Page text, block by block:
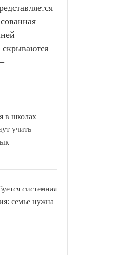
скрываются
в школах
учить
системная
семье нужна